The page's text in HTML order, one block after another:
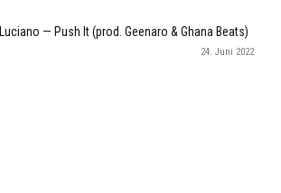
Luciano — Push It (prod. Geenaro & Ghana Beats)
24. Juni 2022